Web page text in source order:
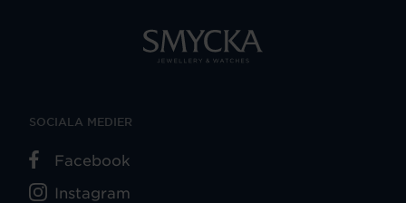
SOCIALA MEDIER
Facebook
Instagram